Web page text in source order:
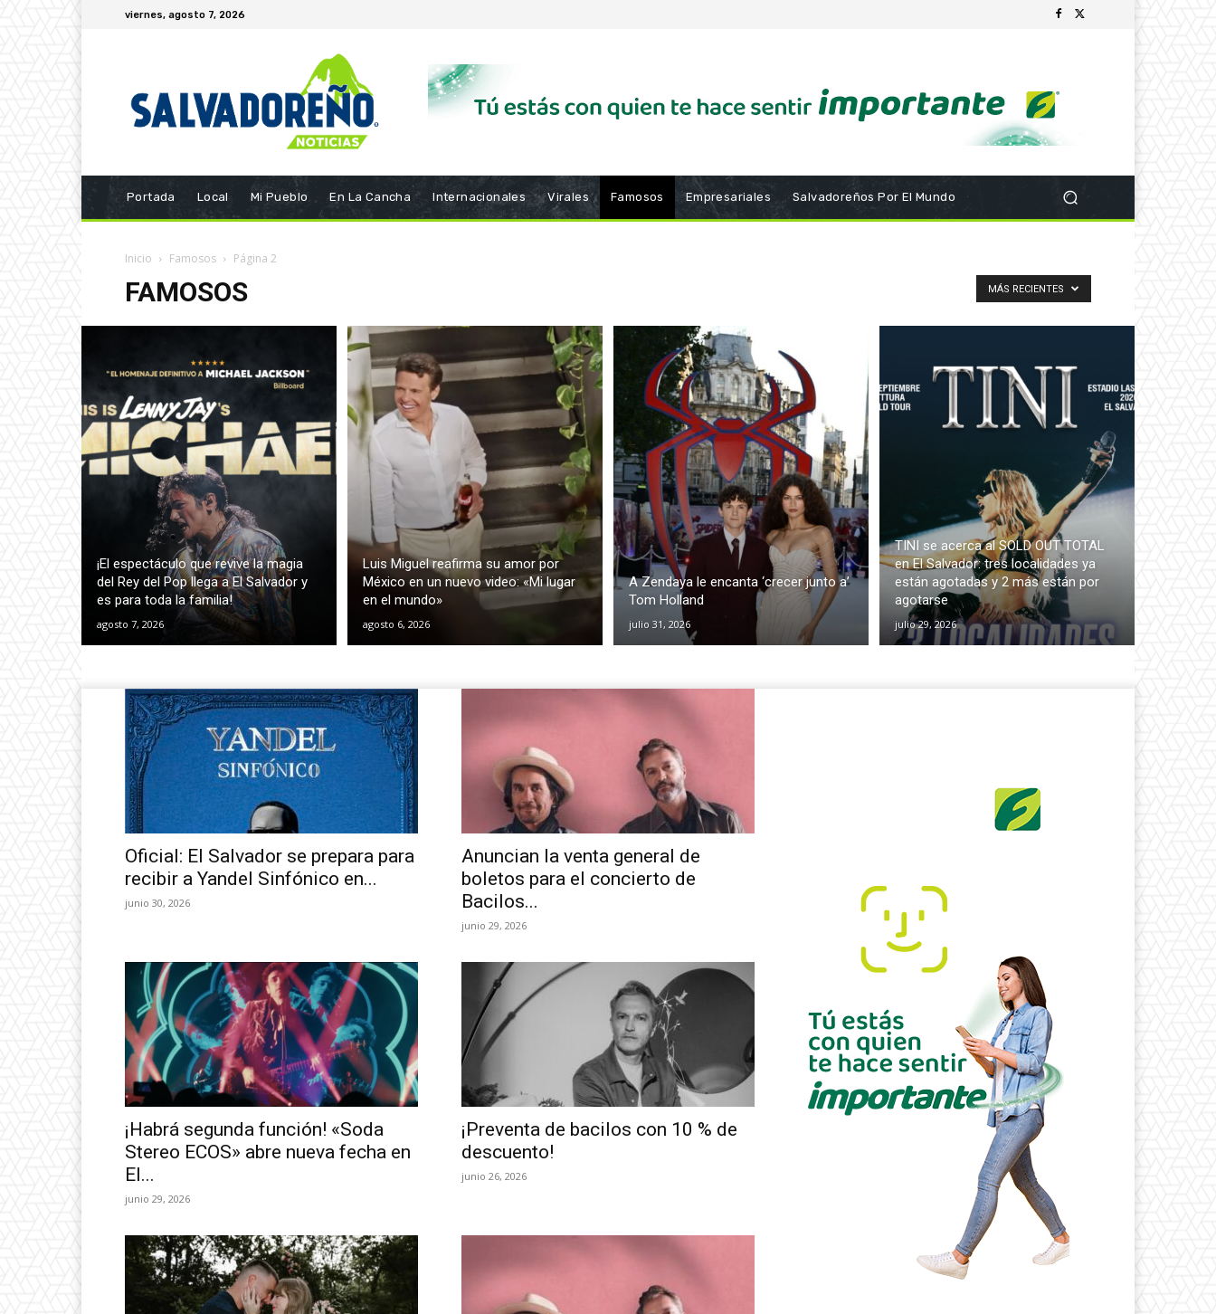
viernes, agosto 7, 2026
Portada Local Mi Pueblo En La Cancha Internacionales Virales Famosos Empresariales Salvadoreños Por El Mundo
Inicio Famosos Página 2
FAMOSOS MÁS RECIENTES
¡El espectáculo que revive la magia
del Rey del Pop llega a El Salvador y
es para toda la familia!
agosto 7, 2026
Luis Miguel reafirma su amor por
México en un nuevo video: «Mi lugar
en el mundo»
agosto 6, 2026
A Zendaya le encanta ‘crecer junto a’
Tom Holland
julio 31, 2026
TINI se acerca al SOLD OUT TOTAL
en El Salvador: tres localidades ya
están agotadas y 2 más están por
agotarse
julio 29, 2026
Oficial: El Salvador se prepara para
recibir a Yandel Sinfónico en...
junio 30, 2026
Anuncian la venta general de
boletos para el concierto de
Bacilos...
junio 29, 2026
¡Habrá segunda función! «Soda
Stereo ECOS» abre nueva fecha en
El...
junio 29, 2026
¡Preventa de bacilos con 10 % de
descuento!
junio 26, 2026